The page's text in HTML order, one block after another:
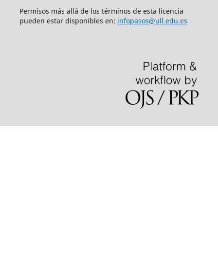
Permisos más allá de los términos de esta licencia
pueden estar disponibles en: infopasos@ull.edu.es